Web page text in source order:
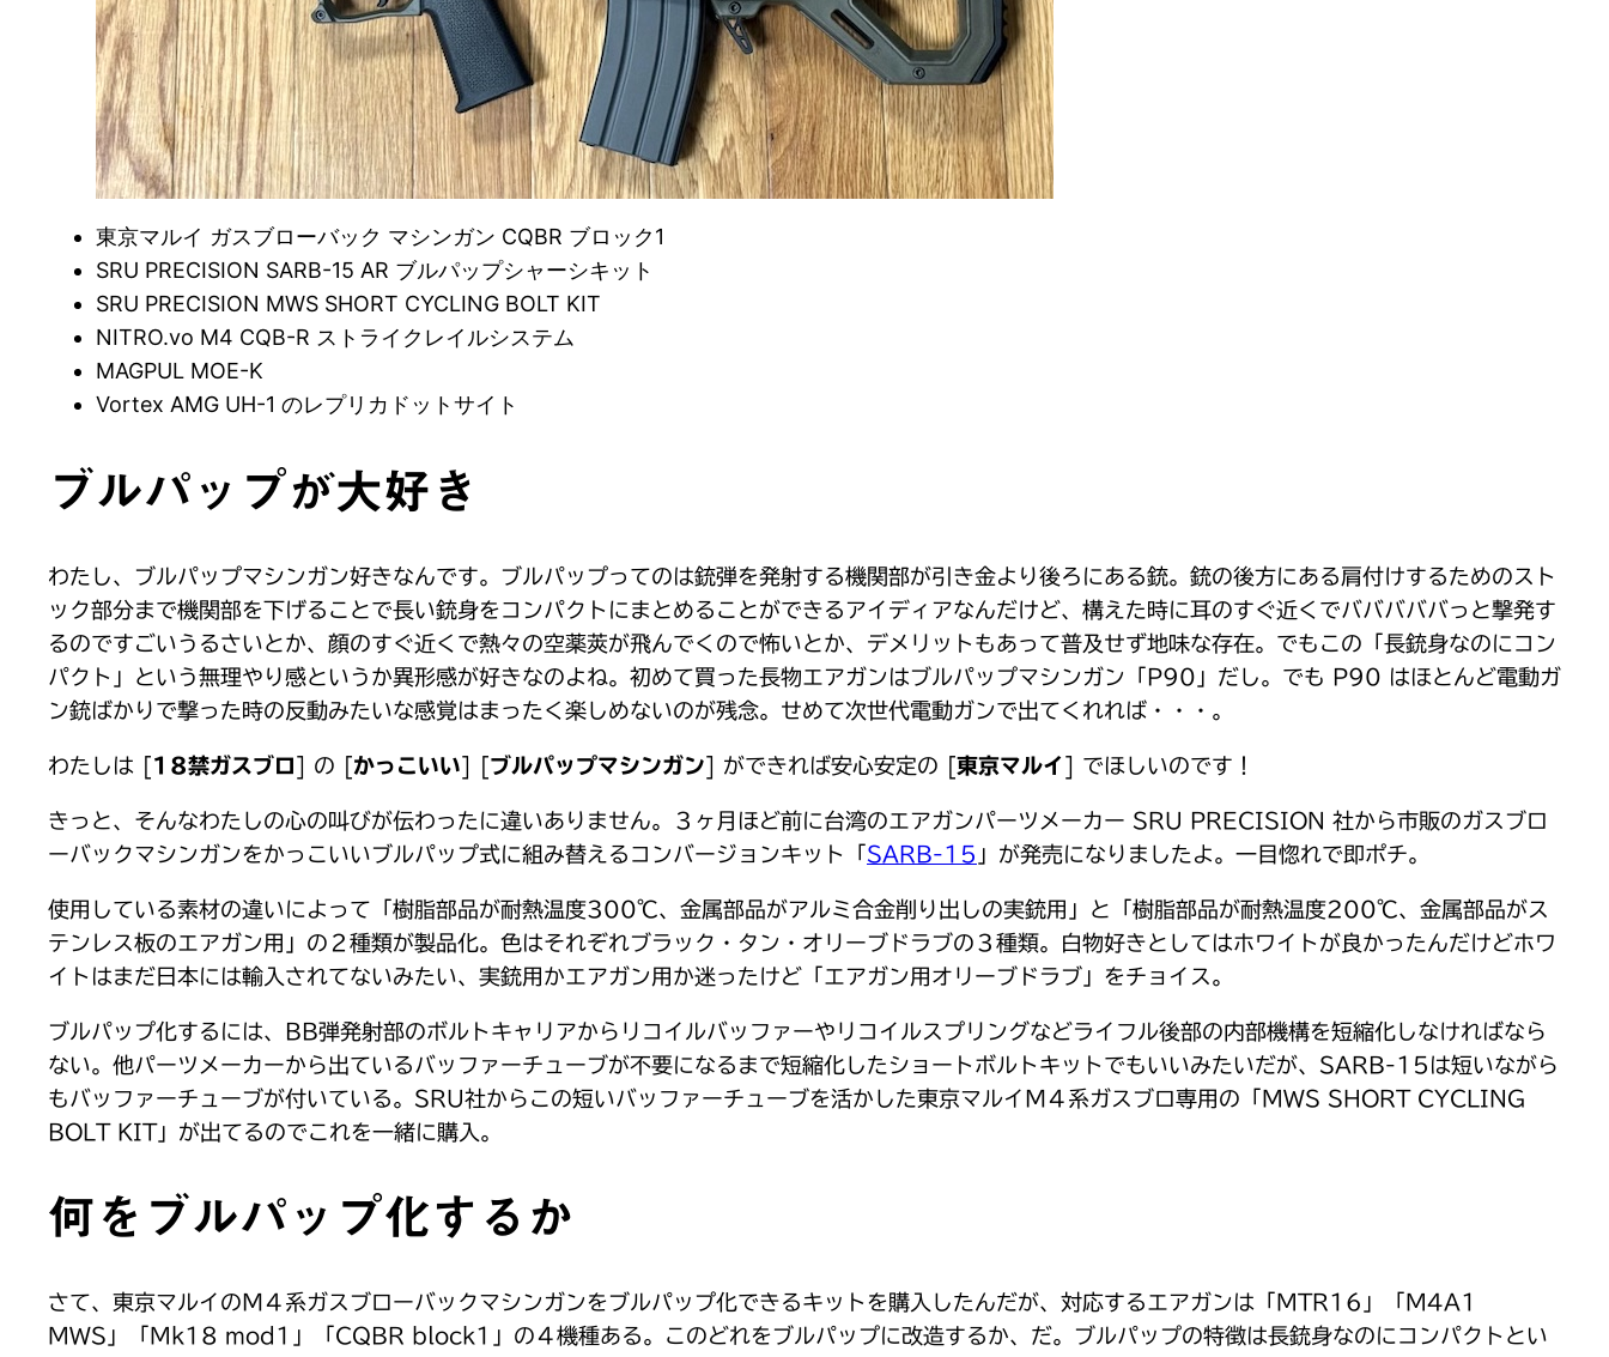
東京マルイ ガスブローバック マシンガン CQBR ブロック1
SRU PRECISION SARB-15 AR ブルパップシャーシキット
SRU PRECISION MWS SHORT CYCLING BOLT KIT
NITRO.vo M4 CQB-R ストライクレイルシステム
MAGPUL MOE-K
Vortex AMG UH-1 のレプリカドットサイト
ブルパップが大好き
わたし、ブルパップマシンガン好きなんです。ブルパップってのは銃弾を発射する機関部が引き金より後ろにある銃。銃の後方にある肩付けするためのスト
ック部分まで機関部を下げることで長い銃身をコンパクトにまとめることができるアイディアなんだけど、構えた時に耳のすぐ近くでバババババっと撃発す
るのですごいうるさいとか、顔のすぐ近くで熱々の空薬莢が飛んでくので怖いとか、デメリットもあって普及せず地味な存在。でもこの「長銃身なのにコン
パクト」という無理やり感というか異形感が好きなのよね。初めて買った長物エアガンはブルパップマシンガン「P90」だし。でも P90 はほとんど電動ガ
ン銃ばかりで撃った時の反動みたいな感覚はまったく楽しめないのが残念。せめて次世代電動ガンで出てくれれば・・・。
わたしは [18禁ガスブロ] の [かっこいい] [ブルパップマシンガン] ができれば安心安定の [東京マルイ] でほしいのです！
きっと、そんなわたしの心の叫びが伝わったに違いありません。３ヶ月ほど前に台湾のエアガンパーツメーカー SRU PRECISION 社から市販のガスブロ
ーバックマシンガンをかっこいいブルパップ式に組み替えるコンバージョンキット「 SARB-15 」が発売になりましたよ。一目惚れで即ポチ。
使用している素材の違いによって「樹脂部品が耐熱温度300℃、金属部品がアルミ合金削り出しの実銃用」と「樹脂部品が耐熱温度200℃、金属部品がス
テンレス板のエアガン用」の２種類が製品化。色はそれぞれブラック・タン・オリーブドラブの３種類。白物好きとしてはホワイトが良かったんだけどホワ
イトはまだ日本には輸入されてないみたい、実銃用かエアガン用か迷ったけど「エアガン用オリーブドラブ」をチョイス。
ブルパップ化するには、BB弾発射部のボルトキャリアからリコイルバッファーやリコイルスプリングなどライフル後部の内部機構を短縮化しなければなら
ない。他パーツメーカーから出ているバッファーチューブが不要になるまで短縮化したショートボルトキットでもいいみたいだが、SARB-15は短いながら
もバッファーチューブが付いている。SRU社からこの短いバッファーチューブを活かした東京マルイＭ４系ガスブロ専用の「MWS SHORT CYCLING
BOLT KIT」が出てるのでこれを一緒に購入。
何をブルパップ化するか
さて、東京マルイのＭ４系ガスブローバックマシンガンをブルパップ化できるキットを購入したんだが、対応するエアガンは「MTR16」「M4A1
MWS」「Mk18 mod1」「CQBR block1」の４機種ある。このどれをブルパップに改造するか、だ。ブルパップの特徴は長銃身なのにコンパクトとい